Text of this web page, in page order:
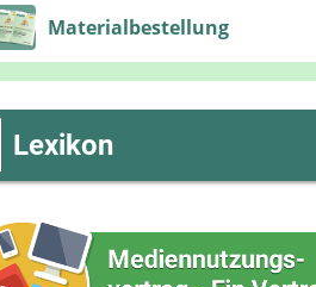
Materialbestellung
Lexikon